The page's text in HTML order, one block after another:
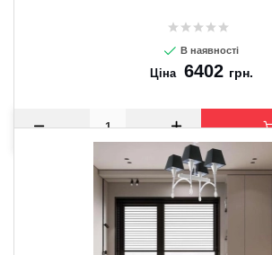
В наявності
Ціна 6402 грн.